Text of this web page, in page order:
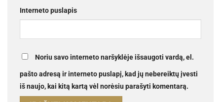
Interneto puslapis
Noriu savo interneto naršyklėje išsaugoti vardą, el.
pašto adresą ir interneto puslapį, kad jų nebereiktų įvesti
iš naujo, kai kitą kartą vėl norėsiu parašyti komentarą.